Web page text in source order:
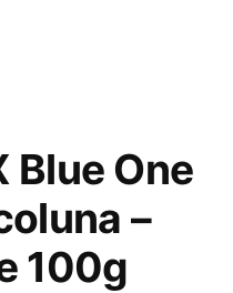
Blue One
–
100g